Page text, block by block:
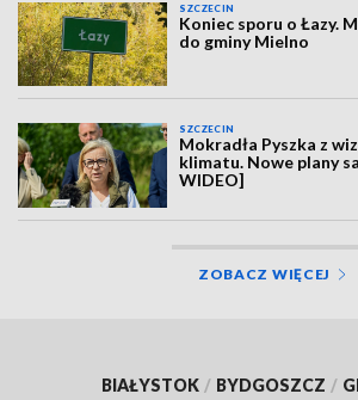
SZCZECIN
Koniec sporu o Łazy.
do gminy Mielno
SZCZECIN
Mokradła Pyszka z
klimatu. Nowe plany
WIDEO]
ZOBACZ WIĘCEJ
BIAŁYSTOK / BYDGOSZCZ /